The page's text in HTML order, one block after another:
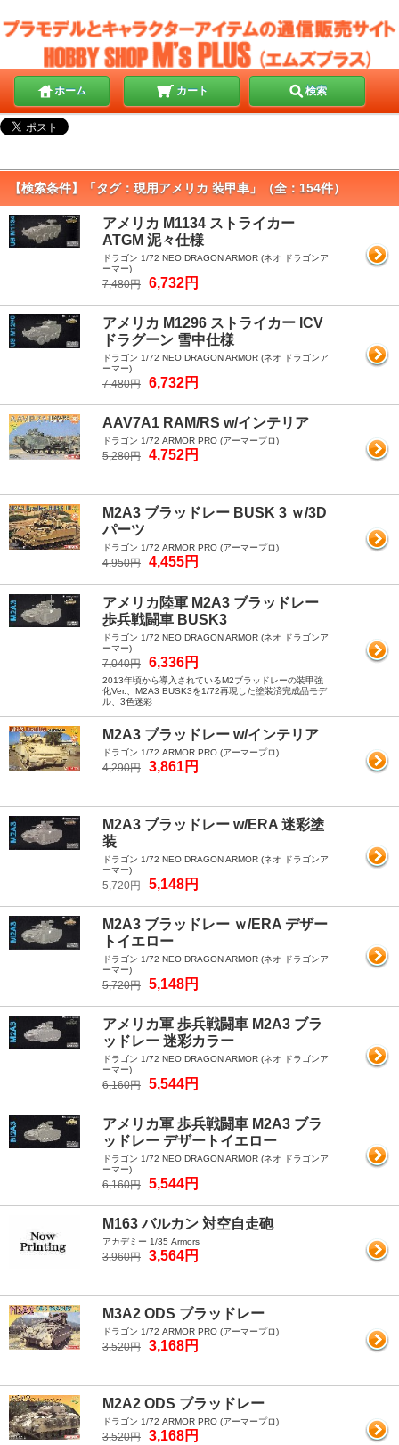
ホーム カート 検索
【検索条件】「タグ：現用アメリカ 装甲車」（全：154件）
アメリカ M1134 ストライカー
ATGM 泥々仕様
ドラゴン 1/72 NEO DRAGON ARMOR (ネオ ドラゴンア
ーマー)
7,480円 6,732円
アメリカ M1296 ストライカー ICV
ドラグーン 雪中仕様
ドラゴン 1/72 NEO DRAGON ARMOR (ネオ ドラゴンア
ーマー)
7,480円 6,732円
AAV7A1 RAM/RS w/インテリア
ドラゴン 1/72 ARMOR PRO (アーマープロ)
5,280円 4,752円
M2A3 ブラッドレー BUSK 3 ｗ/3D
パーツ
ドラゴン 1/72 ARMOR PRO (アーマープロ)
4,950円 4,455円
アメリカ陸軍 M2A3 ブラッドレー
歩兵戦闘車 BUSK3
ドラゴン 1/72 NEO DRAGON ARMOR (ネオ ドラゴンア
ーマー)
7,040円 6,336円
2013年頃から導入されているM2ブラッドレーの装甲強
化Ver.、M2A3 BUSK3を1/72再現した塗装済完成品モデ
ル、3色迷彩
M2A3 ブラッドレー w/インテリア
ドラゴン 1/72 ARMOR PRO (アーマープロ)
4,290円 3,861円
M2A3 ブラッドレー w/ERA 迷彩塗
装
ドラゴン 1/72 NEO DRAGON ARMOR (ネオ ドラゴンア
ーマー)
5,720円 5,148円
M2A3 ブラッドレー ｗ/ERA デザー
トイエロー
ドラゴン 1/72 NEO DRAGON ARMOR (ネオ ドラゴンア
ーマー)
5,720円 5,148円
アメリカ軍 歩兵戦闘車 M2A3 ブラ
ッドレー 迷彩カラー
ドラゴン 1/72 NEO DRAGON ARMOR (ネオ ドラゴンア
ーマー)
6,160円 5,544円
アメリカ軍 歩兵戦闘車 M2A3 ブラ
ッドレー デザートイエロー
ドラゴン 1/72 NEO DRAGON ARMOR (ネオ ドラゴンア
ーマー)
6,160円 5,544円
M163 バルカン 対空自走砲
アカデミー 1/35 Armors
3,960円 3,564円
M3A2 ODS ブラッドレー
ドラゴン 1/72 ARMOR PRO (アーマープロ)
3,520円 3,168円
M2A2 ODS ブラッドレー
ドラゴン 1/72 ARMOR PRO (アーマープロ)
3,520円 3,168円